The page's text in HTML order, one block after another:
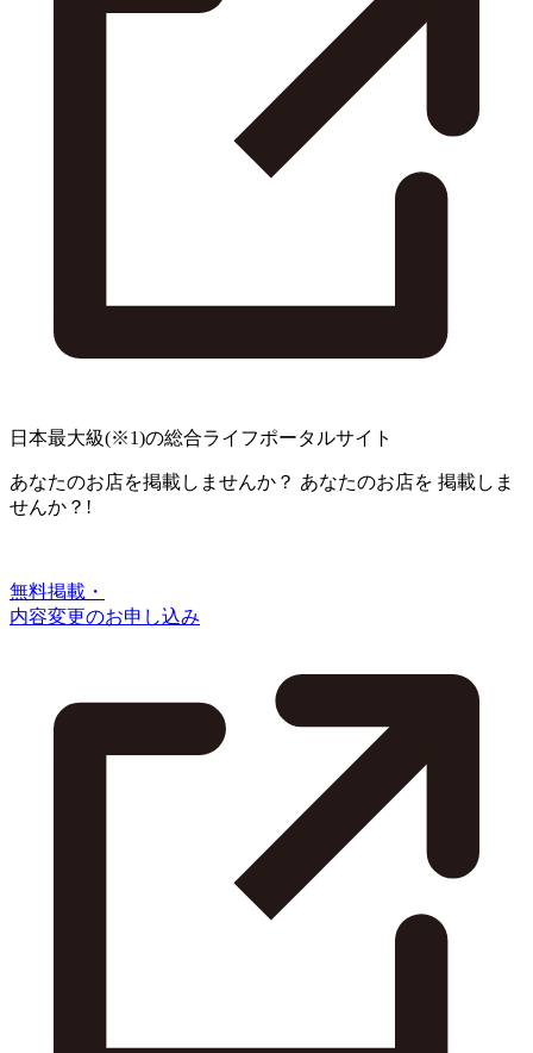
日本最大級(※1)の総合ライフポータルサイト
あなたのお店を掲載しませんか？ あなたのお店を 掲載しま
せんか？!
無料掲載・
内容変更のお申し込み